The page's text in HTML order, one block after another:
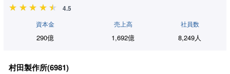
4.5
資本金
290億
売上高
1,692億
社員数
8,249人
村田製作所(6981)